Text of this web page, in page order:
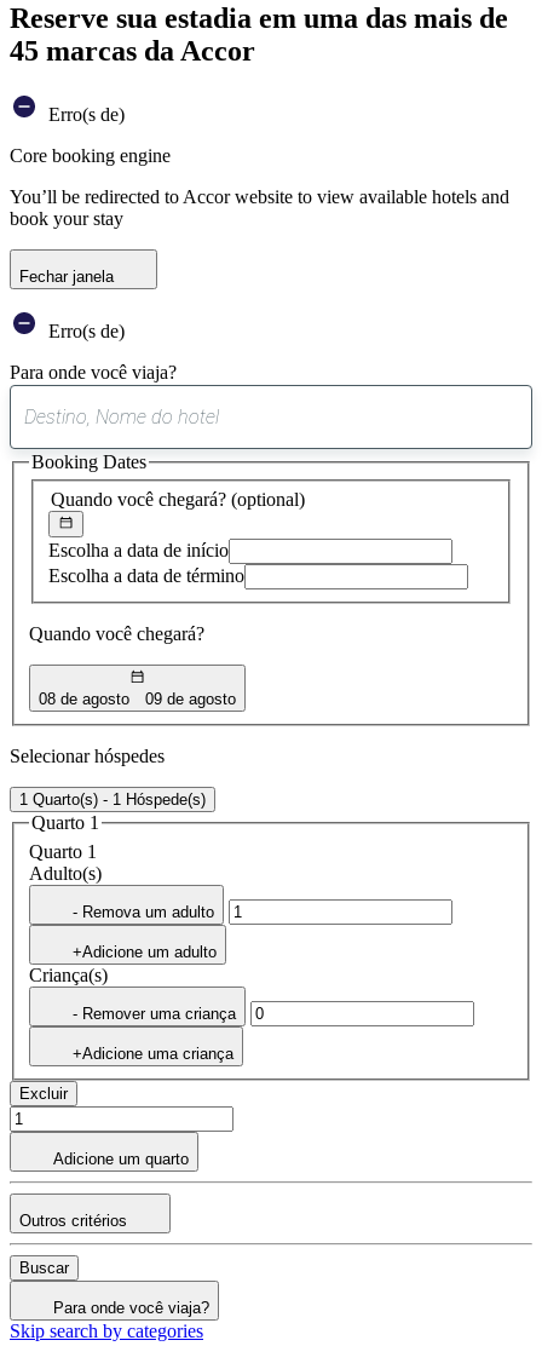
Reserve sua estadia em uma das mais de
45 marcas da Accor
Erro(s de)
Core booking engine
You’ll be redirected to Accor website to view available hotels and
book your stay
Fechar janela
Erro(s de)
Para onde você viaja?
sugestão
encontrada
Quando você chegará? (optional)
Escolha a data de início
Escolha a data de término
Quando você chegará?
08 de agosto 09 de agosto
Booking Dates
Selecionar hóspedes
1 Quarto(s) - 1 Hóspede(s)
Quarto 1
Quarto 1
Adulto(s)
- Remova um adulto
+Adicione um adulto
Criança(s)
- Remover uma criança
+Adicione uma criança
Excluir
Adicione um quarto
Outros critérios
Buscar
Para onde você viaja?
Skip search by categories